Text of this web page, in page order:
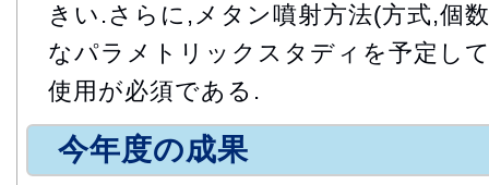
きい.さらに,メタン噴射方法(方式,個
なパラメトリックスタディを予定し
使用が必須である.
今年度の成果